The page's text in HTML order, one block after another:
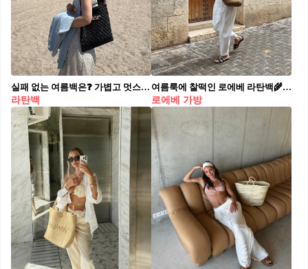
실패 없는 여름백은❓ 가볍고 멋스러운 라탄백 리스트업📝 셀럽들이 선택한 라탄백, 지금 여름 코디에 참고하세요. 1. 프라다(Prada) 크로셰 토트백 260만 원 정채연이 선택한 프라다의 크로셰 토트백은 매년 여름 셀럽들이 즐겨 드는 스테디 아이템입니다. 은은한 패턴 스커트와 하얀 나시를 매치해 여성스러운 분위기를 연출했습니다. 2.셀린느(Celine) 미디엄 파니에 295만 원 기은세가 착용한 셀린느 라탄백은 브랜드 특유의 고급스러운 무드를 담아낸 제품으로 기은세는 플로럴 원피스와 데님팬츠를 매치해 캐주얼한 느낌을 주었습니다. 데일리룩부터 휴양지룩까지 폭넓게 매치할 수 있는 아이템입니다. 3.로에베(Loewe) 스몰 토트 라피아 160만 원 혜리가 든 가방은 라탄백하면 가장 먼저 떠오를 만큼 상징적인 아이템으로 투톤 스트라이프와 로고가 포인트 입니다. 로에베 가방과 함께 튜브탑이랑 데님팬츠를 매치해 스트릿한 무드를 연출했습니다.
라탄백
여름룩에 찰떡인 로에베 라탄백🌾 보기만해도 휴양지 느낌 물씬🤎
로에베 가방